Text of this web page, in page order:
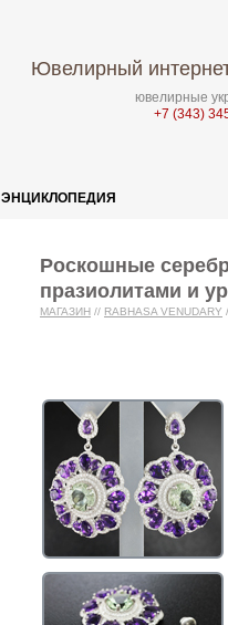
Ювелирный
ювелирные
+7 (343)
ЭНЦИКЛОПЕДИЯ
Роскошные
празиолитами и
МАГАЗИН // RABHASA VENUDARY